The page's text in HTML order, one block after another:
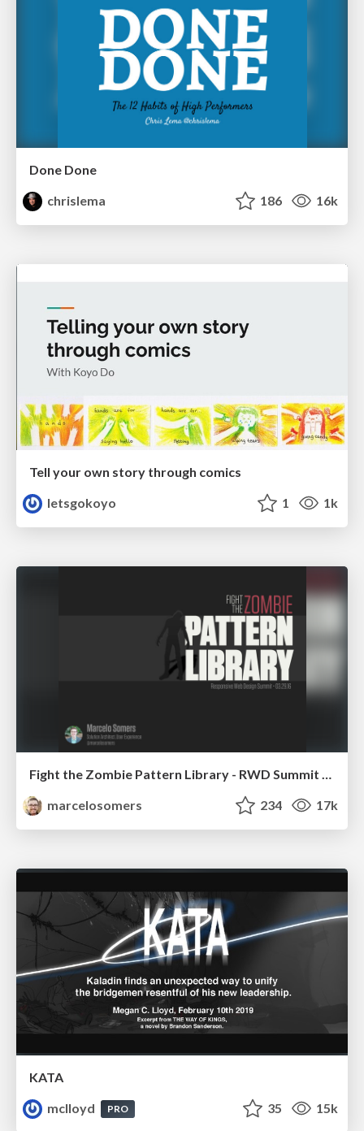
Done Done
chrislema
186 16k
Tell your own story through comics
letsgokoyo
1 1k
Fight the Zombie Pattern Library - RWD Summit 2016
marcelosomers
234 17k
KATA
mclloyd
PRO 35 15k